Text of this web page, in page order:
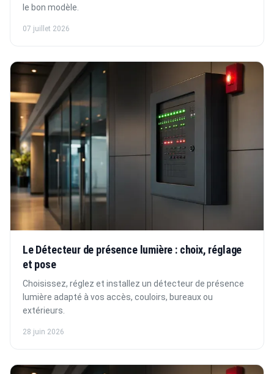
le bon modèle.
07 juillet 2026
Le Détecteur de présence lumière : choix, réglage
et pose
Choisissez, réglez et installez un détecteur de présence
lumière adapté à vos accès, couloirs, bureaux ou
extérieurs.
28 juin 2026